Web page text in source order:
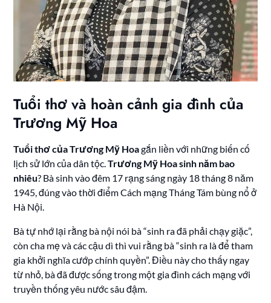
Tuổi thơ và hoàn cảnh gia đình của
Trương Mỹ Hoa
Tuổi thơ của Trương Mỹ Hoagắn liền với những biến cố
lịch sử lớn của dân tộc.Trương Mỹ Hoa sinh năm bao
nhiêu? Bà sinh vào đêm 17 rạng sáng ngày 18 tháng 8 năm
1945, đúng vào thời điểm Cách mạng Tháng Tám bùng nổ ở
Hà Nội.
Bà tự nhớ lại rằng bà nội nói bà “sinh ra đã phải chạy giặc”,
còn cha mẹ và các cậu dì thì vui rằng bà “sinh ra là để tham
gia khởi nghĩa cướp chính quyền”. Điều này cho thấy ngay
từ nhỏ, bà đã được sống trong một gia đình cách mạng với
truyền thống yêu nước sâu đậm.